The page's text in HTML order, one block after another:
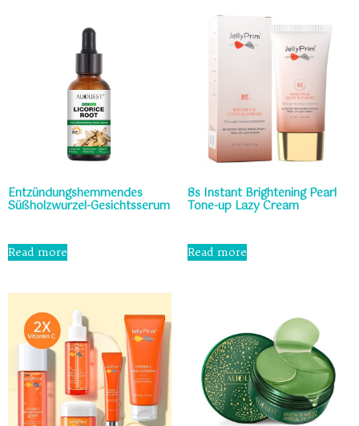
Entzündungshemmendes
Süßholzwurzel-Gesichtsserum
0
out
Read more
8s Instant Brightening Pearl
Tone-up Lazy Cream
0
out
Read more